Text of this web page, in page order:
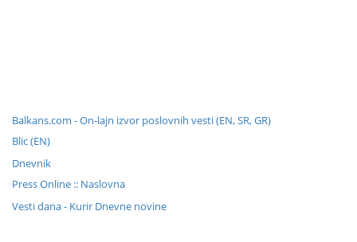
Balkans.com - On-lajn izvor poslovnih vesti (EN, SR, GR)
Blic (EN)
Dnevnik
Press Online :: Naslovna
Vesti dana - Kurir Dnevne novine